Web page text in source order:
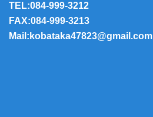
TEL:084-999-3212
FAX:084-999-3213
Mail:kobataka47823@gmail.com